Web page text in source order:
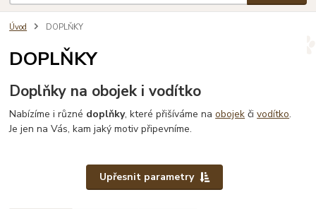
Úvod DOPLŇKY
DOPLŇKY
Doplňky na obojek i vodítko
Nabízíme i různé doplňky, které přišíváme naobojek čivodítko.
Je jen na Vás, kam jaký motiv připevníme.
Upřesnit parametry